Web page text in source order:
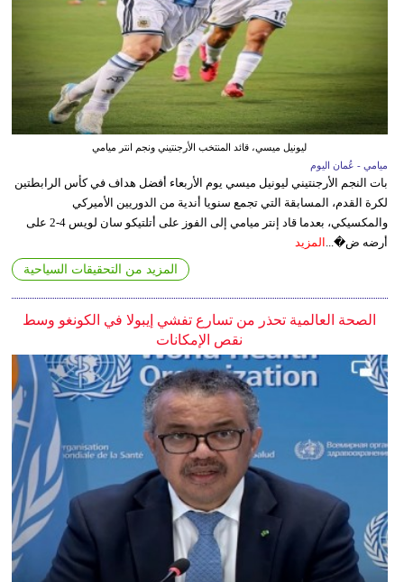
ليونيل ميسي، قائد المنتخب الأرجنتيني ونجم انتر ميامي
ميامي - عُمان اليوم
بات النجم الأرجنتيني ليونيل ميسي يوم الأربعاء أفضل هداف في كأس الرابطتين
لكرة القدم، المسابقة التي تجمع سنويا أندية من الدوريين الأميركي
والمكسيكي، بعدما قاد إنتر ميامي إلى الفوز على أتلتيكو سان لويس 4-2 على
أرضه ض�...
المزيد
المزيد من التحقيقات السياحية
الصحة العالمية تحذر من تسارع تفشي إيبولا في الكونغو وسط
نقص الإمكانات